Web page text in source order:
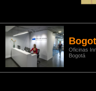
Oficinas
Bogotá